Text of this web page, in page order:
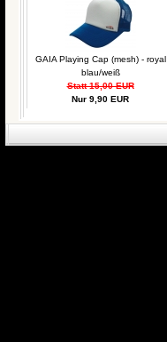
GAIA Playing Cap (mesh) - royal
blau/weiß
Statt 15,00 EUR
Nur 9,90 EUR